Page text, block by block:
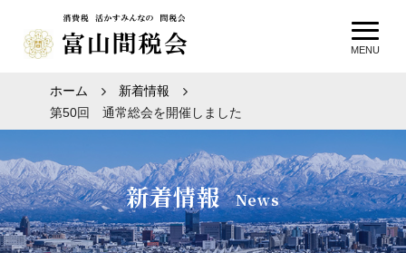
MENU
ホーム
新着情報
第50回 通常総会を開催しました
新着情報 News